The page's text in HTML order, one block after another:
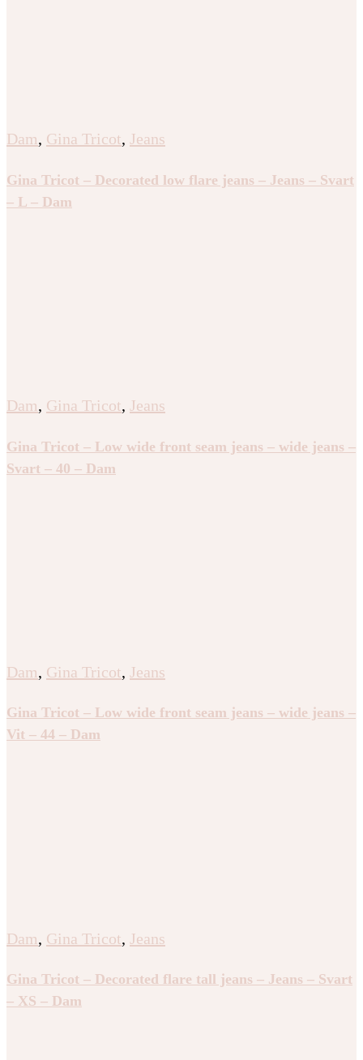
Dam, Gina Tricot, Jeans
Gina Tricot – Decorated low flare jeans – Jeans – Svart
– L – Dam
Dam, Gina Tricot, Jeans
Gina Tricot – Low wide front seam jeans – wide jeans –
Svart – 40 – Dam
Dam, Gina Tricot, Jeans
Gina Tricot – Low wide front seam jeans – wide jeans –
Vit – 44 – Dam
Dam, Gina Tricot, Jeans
Gina Tricot – Decorated flare tall jeans – Jeans – Svart
– XS – Dam